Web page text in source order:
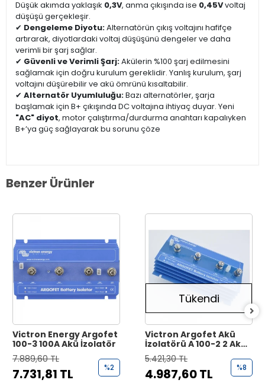
Düşük akımda yaklaşık 0,3V, anma çıkışında ise 0,45Vvoltaj
düşüşü gerçekleşir.
✔ Dengeleme Diyotu:Alternatörün çıkış voltajını hafifçe
artırarak, diyotlardaki voltaj düşüşünü dengeler ve daha
verimli bir şarj sağlar.
✔ Güvenli ve Verimli Şarj:Akülerin %100 şarj edilmesini
sağlamak için doğru kurulum gereklidir. Yanlış kurulum, şarj
voltajını düşürebilir ve akü ömrünü kısaltabilir.
✔ Alternatör Uyumluluğu:Bazı alternatörler, şarja
başlamak için B+ çıkışında DC voltajına ihtiyaç duyar. Yeni
"AC" diyot, motor çalıştırma/durdurma anahtarı kapalıyken
B+’ya güç sağlayarak bu sorunu çöze
Benzer Ürünler
Victron Energy Argofet
100-3 100A Akü İzolatör
7.889,60 TL
7.731,81 TL %2
Tükendi
Victron Argofet Akü
İzolatörü A 100-2 2 Akü
Çıkışı 100A
5.421,30 TL
4.987,60 TL %8